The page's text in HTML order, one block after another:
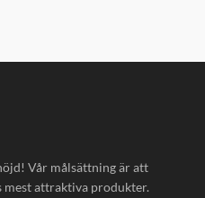
Vår målsättning är att
mest attraktiva produkter.